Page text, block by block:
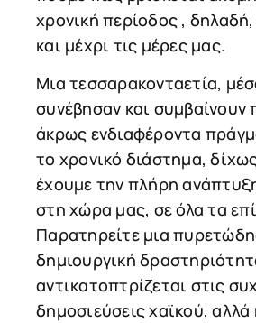
χρονική περίοδος ,
και μέχρι τις μέρες μας.
Μια τεσσαρακονταετία,
συνέβησαν και συμβαίνουν
άκρως ενδιαφέροντα
το χρονικό διάστημα,
έχουμε την πλήρη
στη χώρα μας, σε όλα τα
Παρατηρείτε μια
δημιουργική
αντικατοπτρίζεται στις
δημοσιεύσεις χαϊκού, αλλά